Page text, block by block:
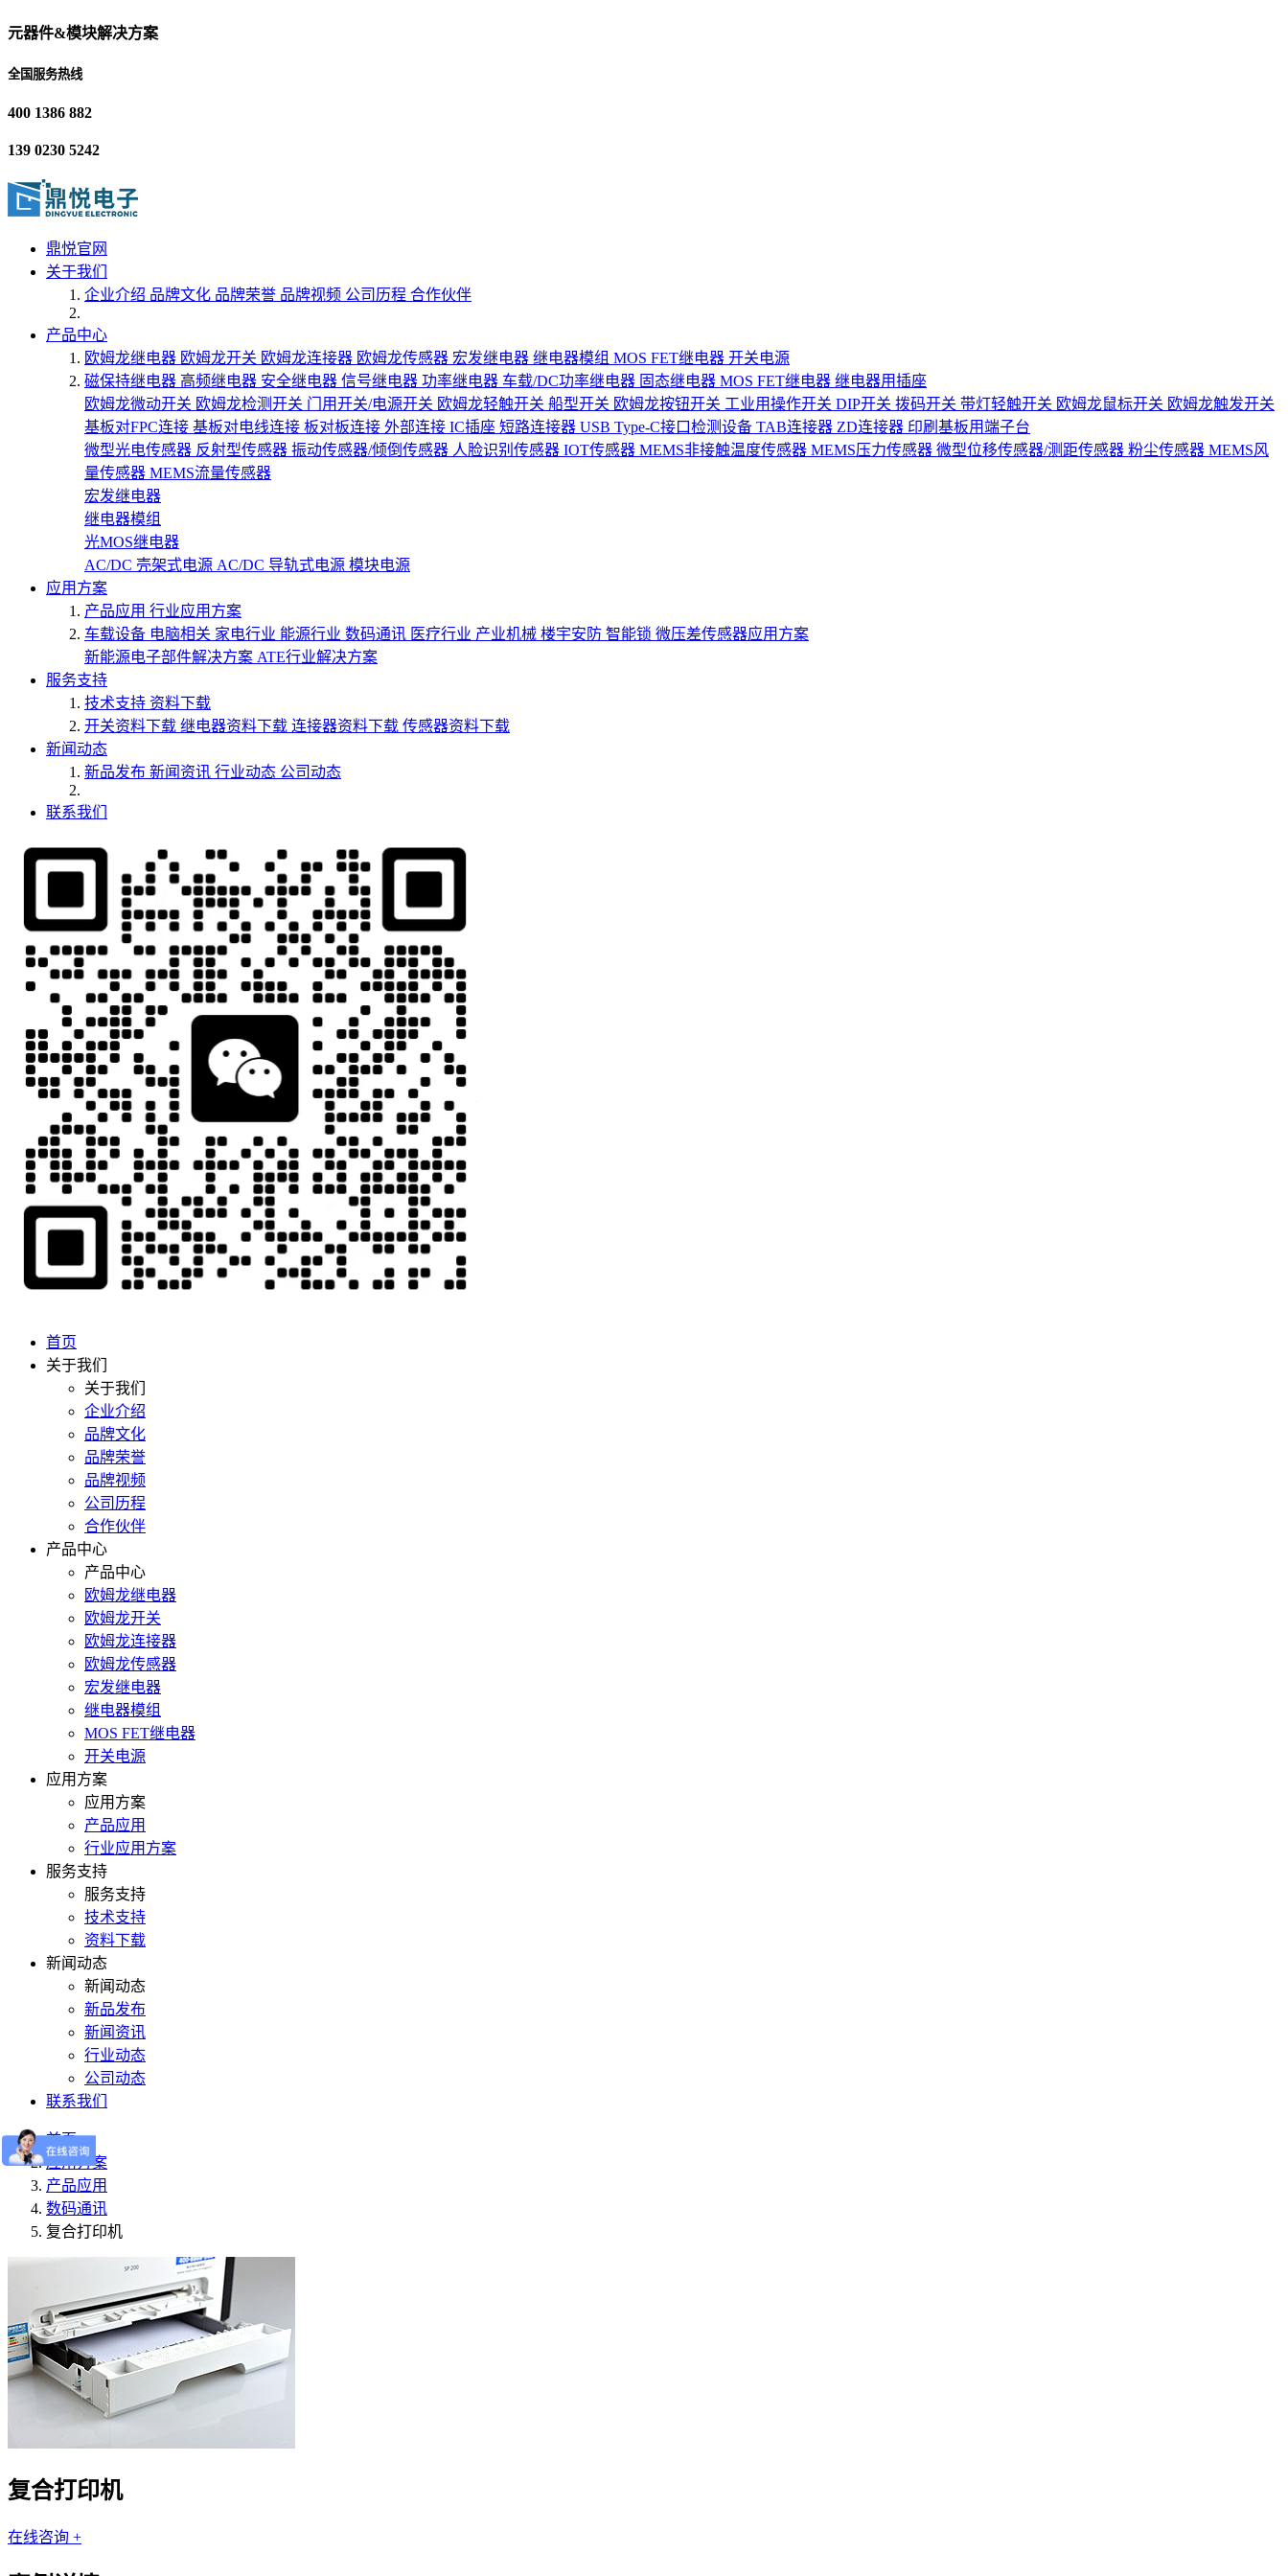
元器件&模块解决方案
全国服务热线
400 1386 882
139 0230 5242
鼎悦官网
关于我们
企业介绍 品牌文化 品牌荣誉 品牌视频 公司历程 合作伙伴
产品中心
欧姆龙继电器 欧姆龙开关 欧姆龙连接器 欧姆龙传感器 宏发继电器 继电器模组 MOS FET继电器 开关电源
磁保持继电器 高频继电器 安全继电器 信号继电器 功率继电器 车载/DC功率继电器 固态继电器 MOS FET继电器 继电器用插座
欧姆龙微动开关 欧姆龙检测开关 门用开关/电源开关 欧姆龙轻触开关 船型开关 欧姆龙按钮开关 工业用操作开关 DIP开关 拨码开关 带灯轻触开关 欧姆龙鼠标开关 欧姆龙触发开关
基板对FPC连接 基板对电线连接 板对板连接 外部连接 IC插座 短路连接器 USB Type-C接口检测设备 TAB连接器 ZD连接器 印刷基板用端子台
微型光电传感器 反射型传感器 振动传感器/倾倒传感器 人脸识别传感器 IOT传感器 MEMS非接触温度传感器 MEMS压力传感器 微型位移传感器/测距传感器 粉尘传感器 MEMS风
量传感器 MEMS流量传感器
宏发继电器
继电器模组
光MOS继电器
AC/DC 壳架式电源 AC/DC 导轨式电源 模块电源
应用方案
产品应用 行业应用方案
车载设备 电脑相关 家电行业 能源行业 数码通讯 医疗行业 产业机械 楼宇安防 智能锁 微压差传感器应用方案
新能源电子部件解决方案 ATE行业解决方案
服务支持
技术支持 资料下载
开关资料下载 继电器资料下载 连接器资料下载 传感器资料下载
新闻动态
新品发布 新闻资讯 行业动态 公司动态
联系我们
首页
关于我们
关于我们
企业介绍
品牌文化
品牌荣誉
品牌视频
公司历程
合作伙伴
产品中心
产品中心
欧姆龙继电器
欧姆龙开关
欧姆龙连接器
欧姆龙传感器
宏发继电器
继电器模组
MOS FET继电器
开关电源
应用方案
应用方案
产品应用
行业应用方案
服务支持
服务支持
技术支持
资料下载
新闻动态
新闻动态
新品发布
新闻资讯
行业动态
公司动态
联系我们
首页
应用方案
产品应用
数码通讯
复合打印机
复合打印机
在线咨询 +